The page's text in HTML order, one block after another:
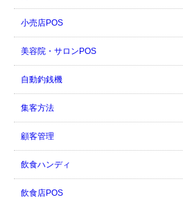
小売店POS
美容院・サロンPOS
自動釣銭機
集客方法
顧客管理
飲食ハンディ
飲食店POS